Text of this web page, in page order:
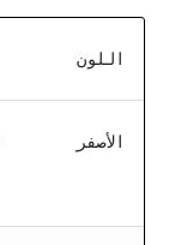
اللون
الأصفر